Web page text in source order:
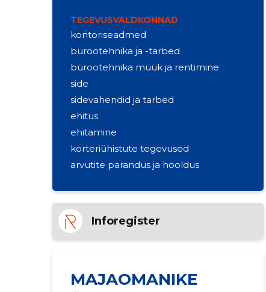
TEGEVUSVALDKONNAD
kontoriseadmed
bürootehnika ja -tarbed
bürootehnika müük ja rentimine
side
sidevahendid ja tarbed
ehitus
ehitamine
korteriühistute tegevused
arvutite parandus ja hooldus
Inforegister
MAJAOMANIKE